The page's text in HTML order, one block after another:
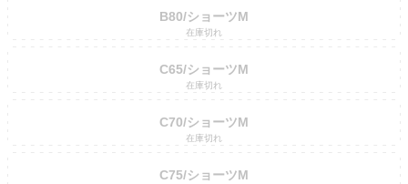
B80/ショーツM
在庫切れ
C65/ショーツM
在庫切れ
C70/ショーツM
在庫切れ
C75/ショーツM